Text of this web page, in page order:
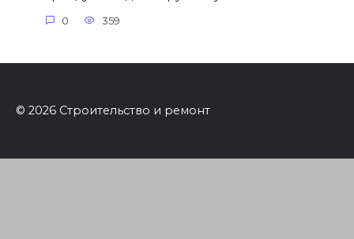
0 359
© 2026 Строительство и ремонт